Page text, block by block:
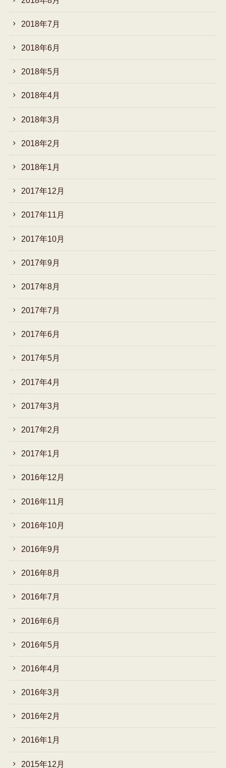
2018年7月
2018年6月
2018年5月
2018年4月
2018年3月
2018年2月
2018年1月
2017年12月
2017年11月
2017年10月
2017年9月
2017年8月
2017年7月
2017年6月
2017年5月
2017年4月
2017年3月
2017年2月
2017年1月
2016年12月
2016年11月
2016年10月
2016年9月
2016年8月
2016年7月
2016年6月
2016年5月
2016年4月
2016年3月
2016年2月
2016年1月
2015年12月